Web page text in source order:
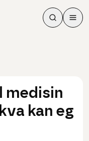
Søk
Søk
Meny
medisin
kan eg